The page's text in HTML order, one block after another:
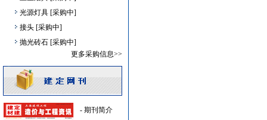
光源灯具 [采购中]
接头 [采购中]
抛光砖石 [采购中]
书桌家具景观绿化 [采购中]
防排烟通风系统 [采购中]
防水防腐 [采购中]
防水防腐 [采购中]
仪器仪表 [采购中]
更多采购信息>>
- 期刊简介